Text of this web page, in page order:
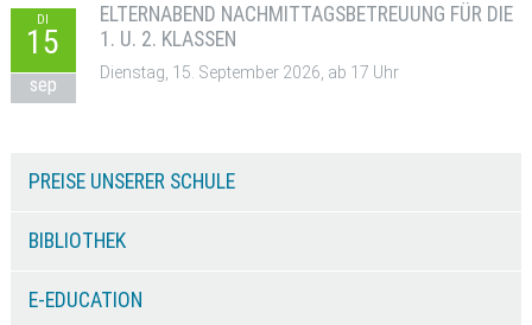
DI
15
sep
ELTERNABEND NACHMITTAGSBETREUUNG FÜR DIE
1. U. 2. KLASSEN
Dienstag, 15. September 2026, ab 17 Uhr
PREISE UNSERER SCHULE
BIBLIOTHEK
E-EDUCATION